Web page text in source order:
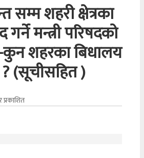
सम्म शहरी क्षेत्रका
गर्ने मन्त्री परिषदको
शहरका बिधालय
(सूचीसहित )
प्रकाशित